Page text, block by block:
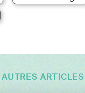
AUTRES ARTICLES